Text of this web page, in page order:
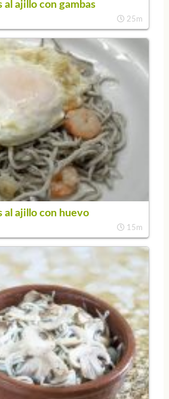
al ajillo con gambas
25m
al ajillo con huevo
15m